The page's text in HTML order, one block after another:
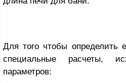
Для того чтобы определить
специальные расчеты,
параметров: